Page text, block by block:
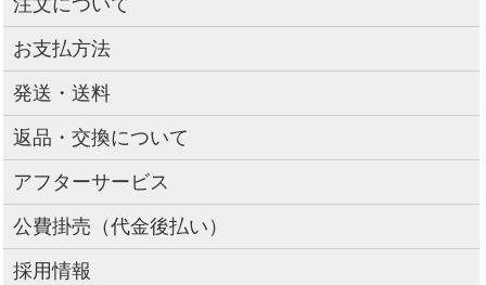
お支払方法
発送・送料
返品・交換について
アフターサービス
公費掛売（代金後払い）
採用情報